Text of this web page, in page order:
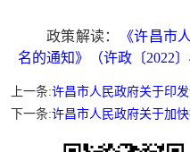
政策解读：
《许昌市
名的通知》（许政〔2022
上一条:许昌市人民政府关于印发许昌市加快材料产业换道领
下一条:许昌市人民政府关于加快推进生物医药产